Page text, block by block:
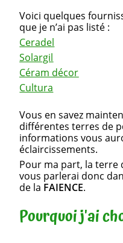
Voici quelques
que je n’ai pas listé :
Ceradel
Solargil
Céram décor
Cultura
Vous en savez
différentes terres de
informations vous
éclaircissements.
Pour ma part, la terre
vous parlerai donc
de la FAIENCE.
Pourquoi j'ai